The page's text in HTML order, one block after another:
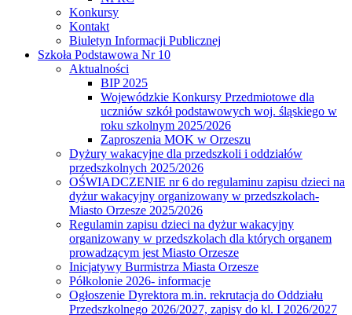
Konkursy
Kontakt
Biuletyn Informacji Publicznej
Szkoła Podstawowa Nr 10
Aktualności
BIP 2025
Wojewódzkie Konkursy Przedmiotowe dla
uczniów szkół podstawowych woj. śląskiego w
roku szkolnym 2025/2026
Zaproszenia MOK w Orzeszu
Dyżury wakacyjne dla przedszkoli i oddziałów
przedszkolnych 2025/2026
OŚWIADCZENIE nr 6 do regulaminu zapisu dzieci na
dyżur wakacyjny organizowany w przedszkolach-
Miasto Orzesze 2025/2026
Regulamin zapisu dzieci na dyżur wakacyjny
organizowany w przedszkolach dla których organem
prowadzącym jest Miasto Orzesze
Inicjatywy Burmistrza Miasta Orzesze
Półkolonie 2026- informacje
Ogłoszenie Dyrektora m.in. rekrutacja do Oddziału
Przedszkolnego 2026/2027, zapisy do kl. I 2026/2027